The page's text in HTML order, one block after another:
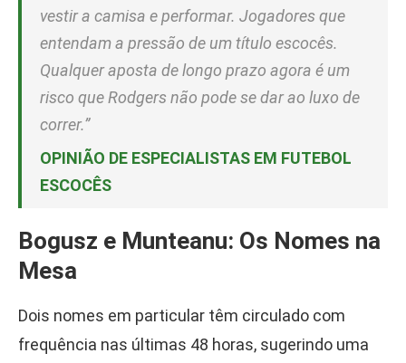
vestir a camisa e performar. Jogadores que
entendam a pressão de um título escocês.
Qualquer aposta de longo prazo agora é um
risco que Rodgers não pode se dar ao luxo de
correr.”
OPINIÃO DE ESPECIALISTAS EM FUTEBOL
ESCOCÊS
Bogusz e Munteanu: Os Nomes na
Mesa
Dois nomes em particular têm circulado com
frequência nas últimas 48 horas, sugerindo uma